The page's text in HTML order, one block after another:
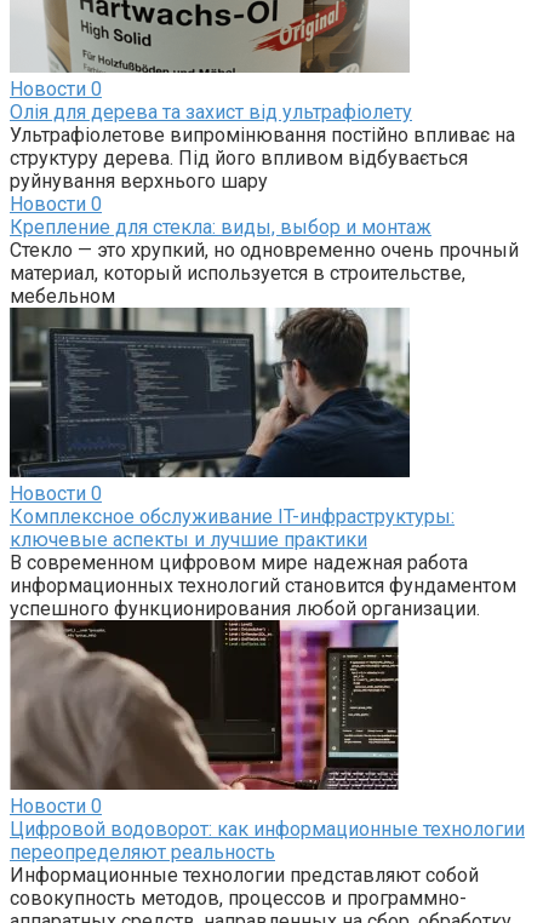
Новости 0
Олія для дерева та захист від ультрафіолету
Ультрафіолетове випромінювання постійно впливає на
структуру дерева. Під його впливом відбувається
руйнування верхнього шару
Новости 0
Крепление для стекла: виды, выбор и монтаж
Стекло — это хрупкий, но одновременно очень прочный
материал, который используется в строительстве,
мебельном
Новости 0
Комплексное обслуживание IT-инфраструктуры:
ключевые аспекты и лучшие практики
В современном цифровом мире надежная работа
информационных технологий становится фундаментом
успешного функционирования любой организации.
Новости 0
Цифровой водоворот: как информационные технологии
переопределяют реальность
Информационные технологии представляют собой
совокупность методов, процессов и программно-